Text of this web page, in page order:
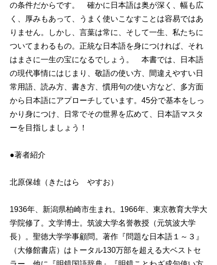
の条件だからです。 確かに日本語は奥が深く、幅も広
く、厚みもあって、うまく使いこなすことは容易ではあ
りません。しかし、言葉は常に、そして一生、私たちに
ついてまわるもの。正統な日本語を身につければ、それ
はまさに一生の宝になるでしょう。 本書では、日本語
の現代事情にはじまり、敬語の使い方、間違えやすい日
常用語、読み方、書き方、慣用句の使い方など、多方面
から日本語にアプローチしています。45分で基本をしっ
かり身につけ、日常でその世界を広めて、日本語マスタ
ーを目指しましょう！
●著者紹介
北原保雄（きたはら やすお）
1936年、新潟県柏崎市生まれ。1966年、東京教育大学大
学院修了。文学博士。筑波大学名誉教授（元筑波大学
長）。聖徳大学学事顧問。著作『問題な日本語１～３』
（大修館書店）はトータル130万部を超える大ベストセ